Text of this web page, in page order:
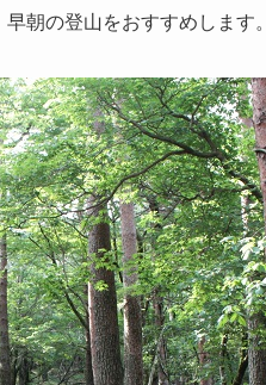
朝の登山をおすすめします。